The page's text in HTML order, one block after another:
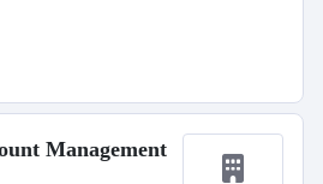
Management